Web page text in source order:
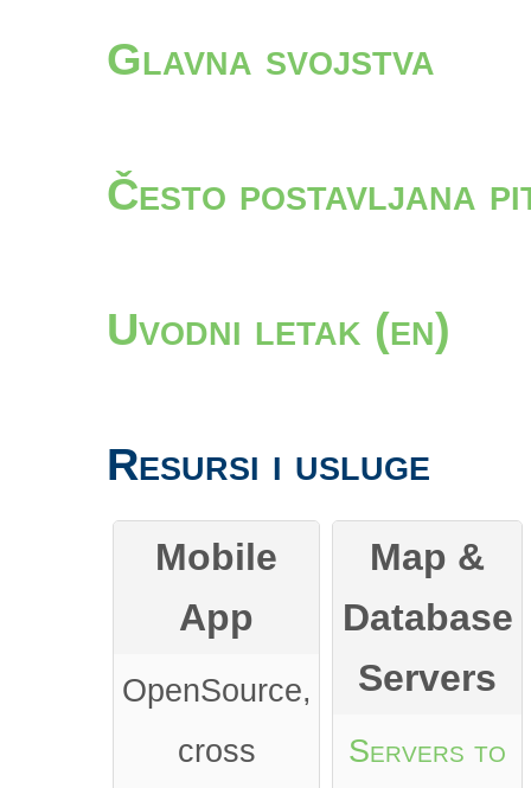
Glavna svojstva
Često postavljana
Uvodni letak (en)
Resursi i usluge
Mobile
App
OpenSource,
cross
Map &
Database
Servers
Servers to